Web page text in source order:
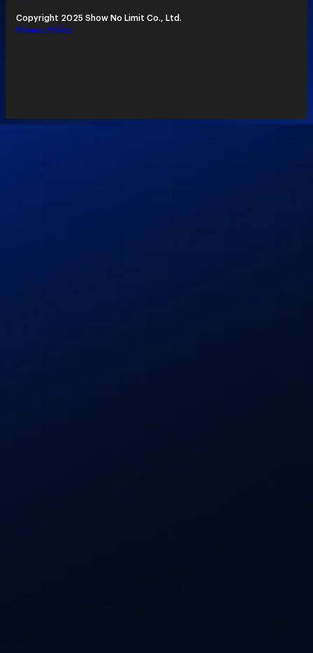
Copyright 2025 Show No Limit Co., Ltd.
Privacy Policy